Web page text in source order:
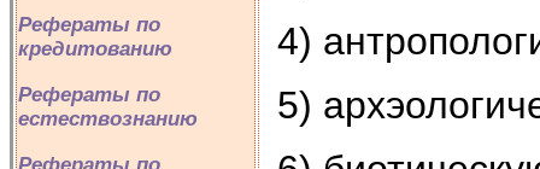
Рефераты по
кредитованию
Рефераты по
естествознанию
4)
5)